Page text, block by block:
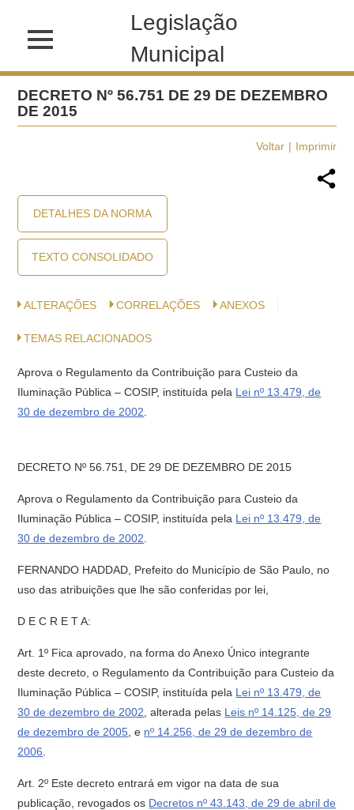
Legislação
Municipal
DECRETO Nº 56.751 DE 29 DE DEZEMBRO
DE 2015
Voltar Imprimir
DETALHES DA NORMA
TEXTO CONSOLIDADO
ALTERAÇÕES CORRELAÇÕES ANEXOS
TEMAS RELACIONADOS
Aprova o Regulamento da Contribuição para Custeio da
Iluminação Pública – COSIP, instituída pela Lei nº 13.479, de
30 de dezembro de 2002
DECRETO Nº 56.751, DE 29 DE DEZEMBRO DE 2015
Aprova o Regulamento da Contribuição para Custeio da
Iluminação Pública – COSIP, instituída pela Lei nº 13.479, de
30 de dezembro de 2002
FERNANDO HADDAD, Prefeito do Município de São Paulo, no
uso das atribuições que lhe são conferidas por lei,
D E C R E T A:
Art. 1º Fica aprovado, na forma do Anexo Único integrante
deste decreto, o Regulamento da Contribuição para Custeio da
Iluminação Pública – COSIP, instituída pela Lei nº 13.479, de
30 de dezembro de 2002 , alterada pelas Leis nº 14.125, de 29
de dezembro de 2005 , e nº 14.256, de 29 de dezembro de
2006
Art. 2º Este decreto entrará em vigor na data de sua
publicação, revogados os Decretos nº 43.143, de 29 de abril de